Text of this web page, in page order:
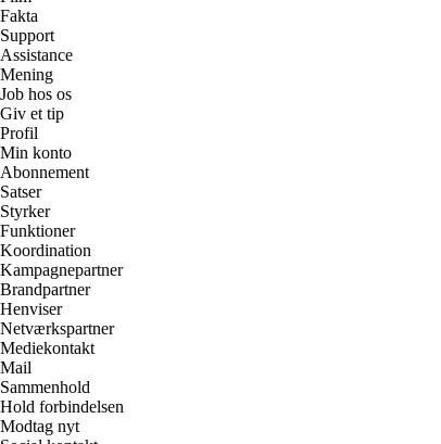
Fakta
Support
Assistance
Mening
Job hos os
Giv et tip
Profil
Min konto
Abonnement
Satser
Styrker
Funktioner
Koordination
Kampagnepartner
Brandpartner
Henviser
Netværkspartner
Mediekontakt
Mail
Sammenhold
Hold forbindelsen
Modtag nyt